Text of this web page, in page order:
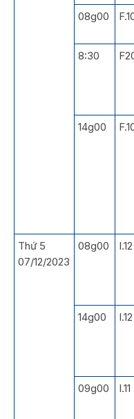
08g00
8:30
14g00
Thứ 5
07/12/2023
08g00 I.12
14g00 I.12
09g00 I.11